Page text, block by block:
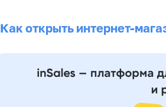
Как открыть интернет-